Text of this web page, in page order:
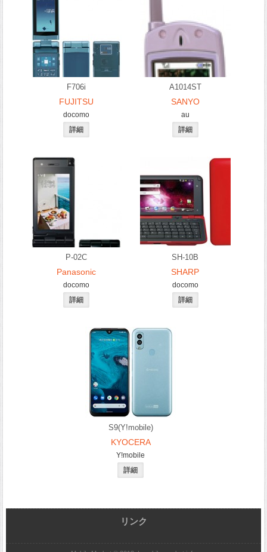
F706i
FUJITSU
docomo
A1014ST
SANYO
au
P-02C
Panasonic
docomo
SH-10B
SHARP
docomo
S9(Y!mobile)
KYOCERA
Y!mobile
リンク